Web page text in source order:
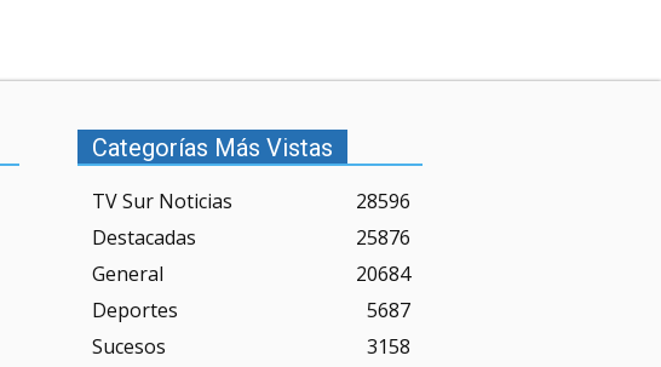
Categorías Más Vistas
TV Sur Noticias
28596
Destacadas
25876
General
20684
Deportes
5687
Sucesos
3158